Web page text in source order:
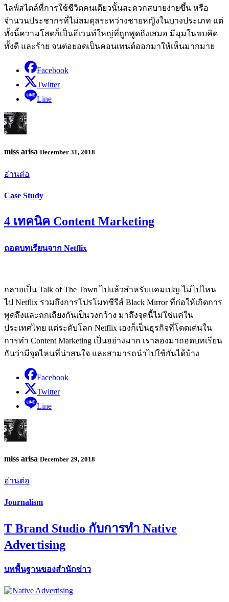
ไลฟ์สไตล์ที่การใช้ชีวิตคนเดียวนั้นสะดวกสบายง่ายขึ้น หรือ
จำนวนประชากรที่ไม่สมดุลระหว่างชายหญิงในบางประเภท แต่
ทั้งนี้ความโสดก็เป็นอีเวนท์ใหญ่ที่ถูกพูดถึงเสมอ มีมุมในขบคิด
ทั้งดี และร้าย จนต่อยอดเป็นคอนเทนต์ออกมาให้เห็นมากมาย
Facebook
Twitter
Line
miss arisa December 31, 2018
อ่านต่อ
Case Study
4 เทคนิค Content Marketing
ถอดบทเรียนจาก Netflix
กลายเป็น Talk of The Town ไปแล้วสำหรับแคมเปญ ไม่ไปไหน
ไป Netflix รวมถึงการโปรโมทซีรีส์ Black Mirror ที่ก่อให้เกิดการ
พูดถึงและถกเถียงกันเป็นวงกว้าง มาถึงจุดนี้ไม่ใช่แค่ใน
ประเทศไทย แต่ระดับโลก Netflix เองก็เป็นธุรกิจที่โดดเด่นใน
การทำ Content Marketing เป็นอย่างมาก เราลองมาถอดบทเรียน
กันว่ามีจุดไหนที่น่าสนใจ และสามารถนำไปใช้กันได้บ้าง
Facebook
Twitter
Line
miss arisa December 29, 2018
อ่านต่อ
Journalism
T Brand Studio กับการทำ Native
Advertising
บทพื้นฐานของสำนักข่าว